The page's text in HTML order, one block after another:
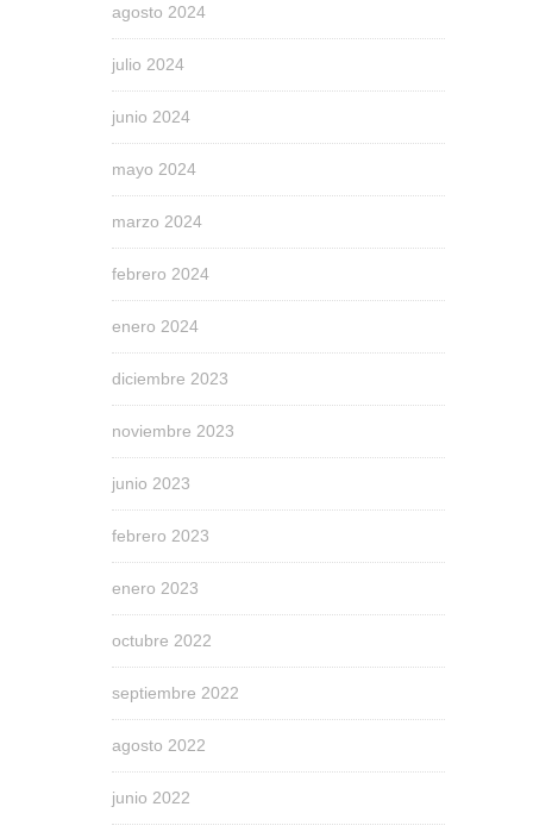
agosto 2024
julio 2024
junio 2024
mayo 2024
marzo 2024
febrero 2024
enero 2024
diciembre 2023
noviembre 2023
junio 2023
febrero 2023
enero 2023
octubre 2022
septiembre 2022
agosto 2022
junio 2022